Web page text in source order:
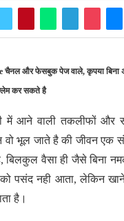
चैनल और फेसबुक पेज वाले, कृपया बिना
क्लेम कर सकते है
में आने वाली तकलीफों और
भूल जाते है की जीवन एक
बिलकुल वैसा ही जैसे बिना
पसंद नही आता, लेकिन
है।